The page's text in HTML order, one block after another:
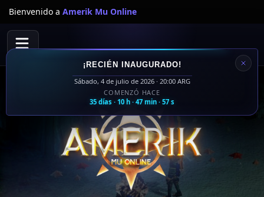
¡RECIÉN INAUGURADO!
Sábado, 4 de julio de 2026 · 20:00 ARG
COMENZÓ HACE
35 días · 10 h · 47 min · 58 s
Bienvenido a Amerik Mu Online